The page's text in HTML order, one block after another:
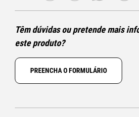
Têm dúvidas ou pretende mais
este produto?
PREENCHA O FORMULÁRIO